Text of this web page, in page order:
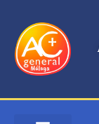
contenido